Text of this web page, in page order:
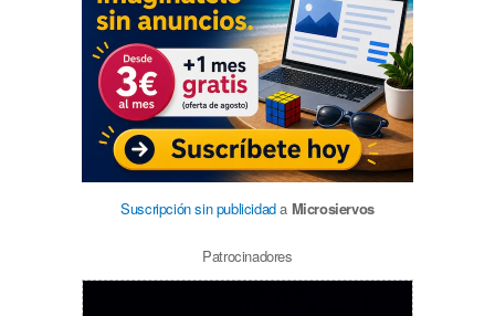
Suscripción sin publicidada Microsiervos
Patrocinadores